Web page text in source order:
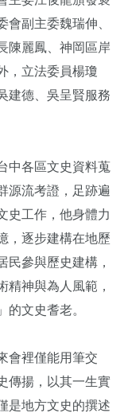
副主委魏瑞伸、
陳麗鳳、神岡區岸
，立法委員楊瓊
建德、吳呈賢服務
中各區文史資料蒐
源流考證，足跡遍
史工作，他身體力
，逐步建構在地歷
民參與歷史建構，
精神與為人風範，
文史耆老。
會裡僅能用筆交
傳揚，以其一生實
是地方文史的撰述